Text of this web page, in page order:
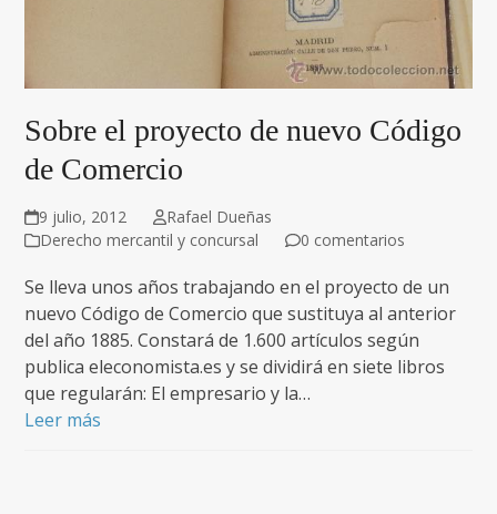
Sobre el proyecto de nuevo Código
de Comercio
9 julio, 2012
Rafael Dueñas
Derecho mercantil y concursal
0 comentarios
Se lleva unos años trabajando en el proyecto de un
nuevo Código de Comercio que sustituya al anterior
del año 1885. Constará de 1.600 artículos según
publica eleconomista.es y se dividirá en siete libros
que regularán: El empresario y la…
Leer más